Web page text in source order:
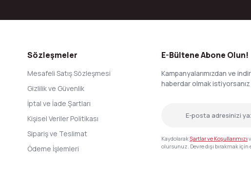
Sözleşmeler
Mesafeli Satış Sözleşmesi
Gizlilik ve Güvenlik
İptal ve İade Şartları
Kişisel Veriler Politikası
Sipariş ve Teslimat
Ödeme İşlemleri
E-Bültene Abone Olun!
Kampanyalarımızdan ve
haberdar olmak
KaydolarakŞartlar ve Koşullarımızı
olursunuz. Devre dışı bırakmak için